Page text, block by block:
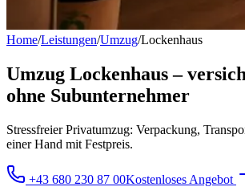
Home/Leistungen/Umzug/Lockenhaus
Umzug Lockenhaus –
ohne Subunternehmer
Stressfreier Privatumzug: Verpackung,
einer Hand mit Festpreis.
+43 680 230 87 00Kostenloses Angebot